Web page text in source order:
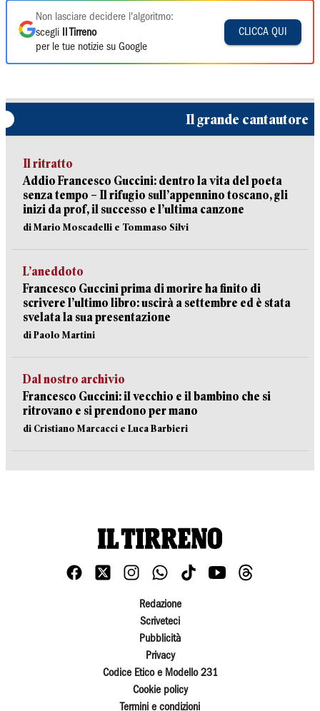
Non lasciare decidere l'algoritmo:
scegli
Il Tirreno
per le tue notizie su Google
CLICCA QUI
Il grande cantautore
Il ritratto
Addio Francesco Guccini: dentro la vita del poeta
senza tempo – Il rifugio sull’appennino toscano, gli
inizi da prof, il successo e l’ultima canzone
di Mario Moscadelli e Tommaso Silvi
L’aneddoto
Francesco Guccini prima di morire ha finito di
scrivere l’ultimo libro: uscirà a settembre ed è stata
svelata la sua presentazione
di Paolo Martini
Dal nostro archivio
Francesco Guccini: il vecchio e il bambino che si
ritrovano e si prendono per mano
di Cristiano Marcacci e Luca Barbieri
Redazione
Scriveteci
Pubblicità
Privacy
Codice Etico e Modello 231
Cookie policy
Termini e condizioni